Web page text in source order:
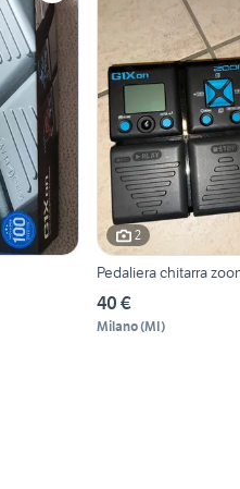
2
Pedaliera chitarra
40 €
Milano(MI)